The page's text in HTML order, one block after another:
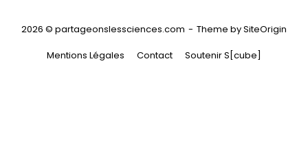
2026 © partageonslessciences.com Theme bySiteOrigin
Mentions Légales
Contact Soutenir S[cube]